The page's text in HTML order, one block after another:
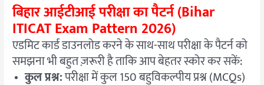
बिहार आईटीआई परीक्षा का पैटर्न (Bihar
ITICAT Exam Pattern 2026)
एडमिट कार्ड डाउनलोड करने के साथ-साथ परीक्षा के पैटर्न को
समझना भी बहुत ज़रूरी है ताकि आप बेहतर स्कोर कर सकें:
कुल प्रश्न:परीक्षा में कुल 150 बहुविकल्पीय प्रश्न (MCQs)